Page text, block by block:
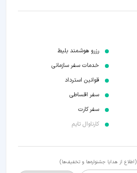
رزرو هوشمند بلیط
خدمات سفر سازمانی
قوانین استرداد
سفر اقساطی
سفر کارت
کارناوال تایم
(اطلاع از هدایا جشنواره‌ها و تخفیف‌ها)